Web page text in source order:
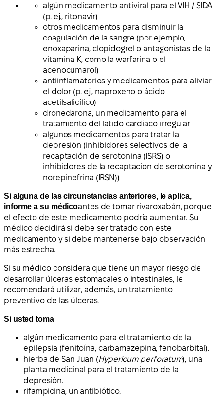
algún medicamento antiviral para el VIH / SIDA
(p. ej., ritonavir)
otros medicamentos para disminuir la
coagulación de la sangre (por ejemplo,
enoxaparina, clopidogrel o antagonistas de la
vitamina K, como la warfarina o el
acenocumarol)
antiinflamatorios y medicamentos para aliviar
el dolor (p. ej., naproxeno o ácido
acetilsalicílico)
dronedarona, un medicamento para el
tratamiento del latido cardíaco irregular
algunos medicamentos para tratar la
depresión (inhibidores selectivos de la
recaptación de serotonina (ISRS) o
inhibidores de la recaptación de serotonina y
norepinefrina (IRSN))
Si alguna de las circunstancias anteriores, le aplica,
informe a su médicoantes de tomar rivaroxabán, porque
el efecto de este medicamento podría aumentar. Su
médico decidirá si debe ser tratado con este
medicamento y si debe mantenerse bajo observación
más estrecha.
Si su médico considera que tiene un mayor riesgo de
desarrollar úlceras estomacales o intestinales, le
recomendará utilizar, además, un tratamiento
preventivo de las úlceras.
Si usted toma
algún medicamento para el tratamiento de la
epilepsia (fenitoína, carbamazepina, fenobarbital).
hierba de San Juan (Hypericum perforatum), una
planta medicinal para el tratamiento de la
depresión.
rifampicina, un antibiótico.